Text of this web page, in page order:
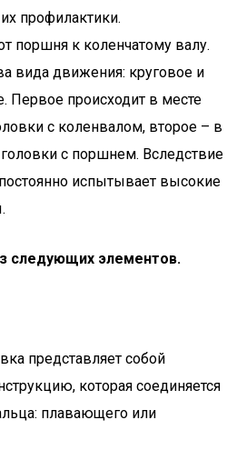
профилактики.
поршня к коленчатому валу.
вида движения: круговое и
Первое происходит в месте
с коленвалом, второе – в
с поршнем. Вследствие
испытывает высокие
следующих элементов.
представляет собой
которая соединяется
плавающего или